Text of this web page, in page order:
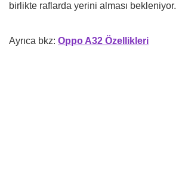
birlikte raflarda yerini alması bekleniyor.
Ayrıca bkz: Oppo A32 Özellikleri